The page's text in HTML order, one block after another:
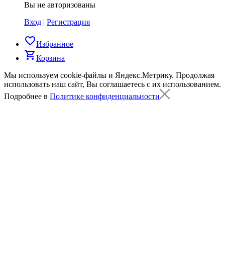
Вы не авторизованы
Вход | Регистрация
favorite_borderИзбранное
shopping_cartКорзина
Мы используем cookie-файлы и Яндекс.Метрику. Продолжая
использовать наш сайт, Вы соглашаетесь с их использованием.
Подробнее в Политике конфиденциальности